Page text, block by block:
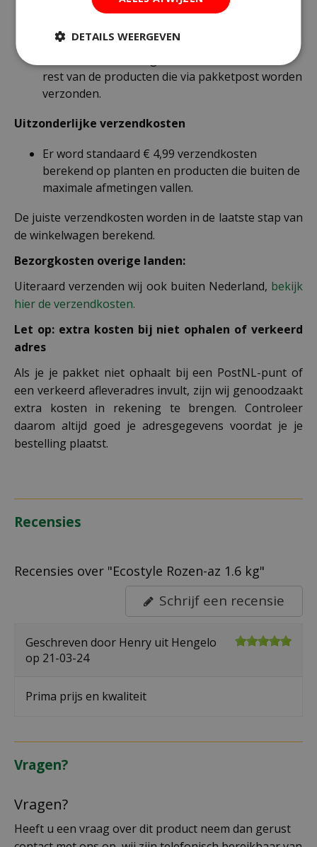
€ 4,99 voor bestellingen onder € 49,95 van
brievenbuspost worden verzonden.
€ 6,99 voor bestellingen onder € 49,95 voor de
rest van de producten die via pakketpost worden
verzonden.
Uitzonderlijke verzendkosten
Er word standaard € 4,99 verzendkosten
berekend op planten en producten die buiten de
maximale afmetingen vallen.
De juiste verzendkosten worden in de laatste stap van
de winkelwagen berekend.
Bezorgkosten overige landen:
Uiteraard verzenden wij ook buiten Nederland, bekijk
hier de verzendkosten.
Let op: extra kosten bij niet ophalen of verkeerd
adres
Als je je pakket niet ophaalt bij een PostNL-punt of
een verkeerd afleveradres invult, zijn wij genoodzaakt
extra kosten in rekening te brengen. Controleer
daarom altijd goed je adresgegevens voordat je je
bestelling plaatst.
Recensies
Recensies over "Ecostyle Rozen-az 1.6 kg"
Schrijf een recensie
Geschreven door Henry uit Hengelo
op 21-03-24
Prima prijs en kwaliteit
Vragen?
Vragen?
Heeft u een vraag over dit product neem dan gerust
DETAILS WEERGEVEN